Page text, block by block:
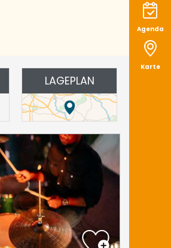
Agenda
Karte
LAGEPLAN